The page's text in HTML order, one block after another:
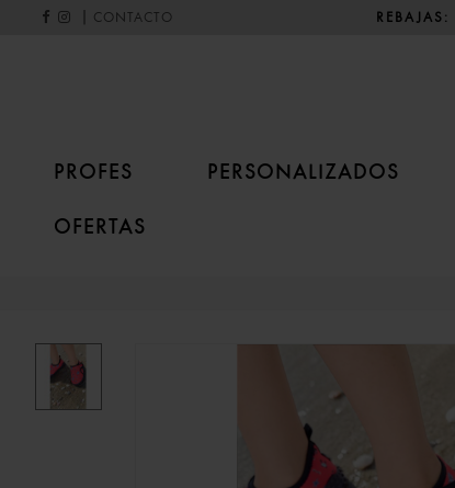
CONTACTO REBAJAS:
PROFES PERSONALIZADOS
OFERTAS